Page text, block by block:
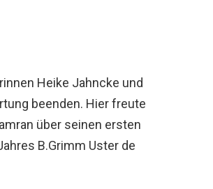
Heike Jahncke und
beenden. Hier freute
über seinen ersten
B.Grimm Uster de